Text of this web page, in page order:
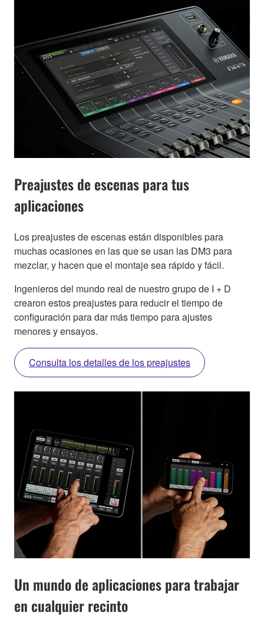
Preajustes de escenas para tus
aplicaciones
Los preajustes de escenas están disponibles para
muchas ocasiones en las que se usan las DM3 para
mezclar, y hacen que el montaje sea rápido y fácil.
Ingenieros del mundo real de nuestro grupo de I + D
crearon estos preajustes para reducir el tiempo de
configuración para dar más tiempo para ajustes
menores y ensayos.
Consulta los detalles de los preajustes
Un mundo de aplicaciones para trabajar
en cualquier recinto